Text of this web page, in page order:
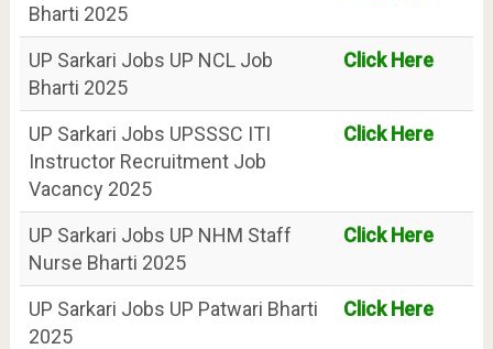
Bharti 2025
UP Sarkari Jobs UP NCL Job
Bharti 2025
Click Here
UP Sarkari Jobs UPSSSC ITI
Instructor Recruitment Job
Vacancy 2025
Click Here
UP Sarkari Jobs UP NHM Staff
Nurse Bharti 2025
Click Here
UP Sarkari Jobs UP Patwari Bharti
2025
Click Here